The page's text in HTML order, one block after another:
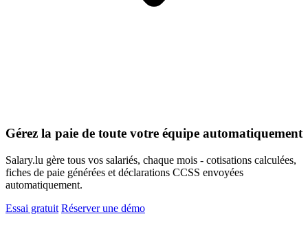
Gérez la paie de toute votre équipe automatiquement
Salary.lu gère tous vos salariés, chaque mois - cotisations calculées,
fiches de paie générées et déclarations CCSS envoyées
automatiquement.
Essai gratuit Réserver une démo